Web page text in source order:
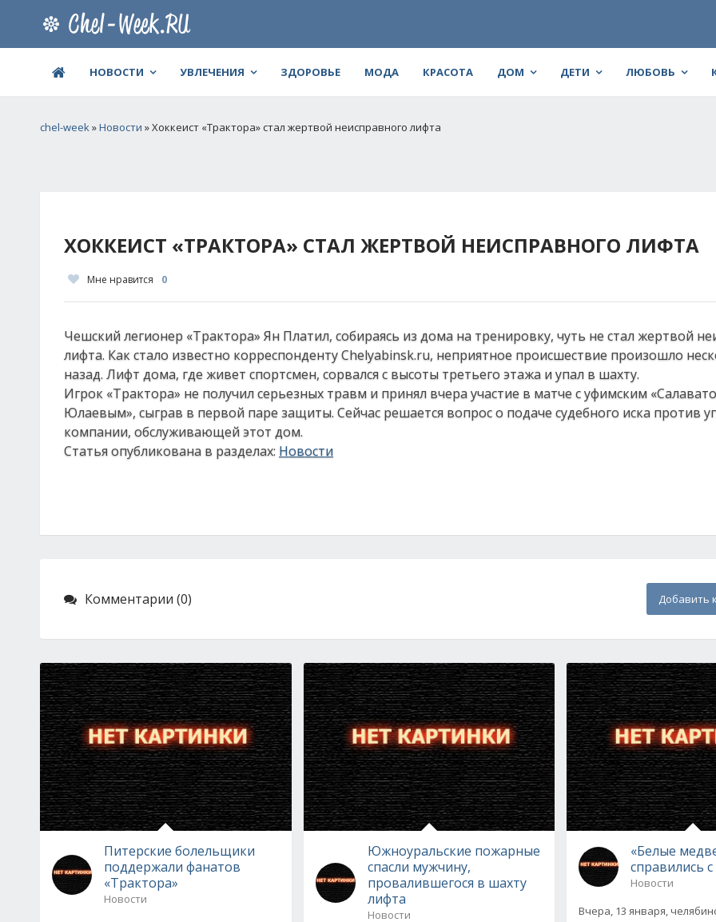
НОВОСТИ УВЛЕЧЕНИЯ ЗДОРОВЬЕ МОДА КРАСОТА ДОМ ДЕТИ ЛЮБОВЬ
chel-week»Новости » Хоккеист «Трактора» стал жертвой неисправного лифта
ХОККЕИСТ «ТРАКТОРА» СТАЛ ЖЕРТВОЙ НЕИСПРАВНОГО ЛИФТА
Мне нравится 0
Чешский легионер «Трактора» Ян Платил, собираясь из дома на тренировку, чуть не стал жертвой
лифта. Как стало известно корреспонденту Chelyabinsk.ru, неприятное происшествие произошло
назад. Лифт дома, где живет спортсмен, сорвался с высоты третьего этажа и упал в шахту.
Игрок «Трактора» не получил серьезных травм и принял вчера участие в матче с уфимским
Юлаевым», сыграв в первой паре защиты. Сейчас решается вопрос о подаче судебного иска против
компании, обслуживающей этот дом.
Статья опубликована в разделах: Новости
Комментарии (0) Добавить
Питерские болельщики
поддержали фанатов
«Трактора»
Новости
Южноуральские пожарные
спасли мужчину,
провалившегося в шахту
лифта
Новости
«Белые
справились
Новости
Вчера, 13 января,